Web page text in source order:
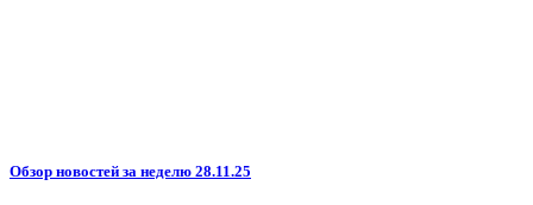
Обзор новостей за неделю 28.11.25